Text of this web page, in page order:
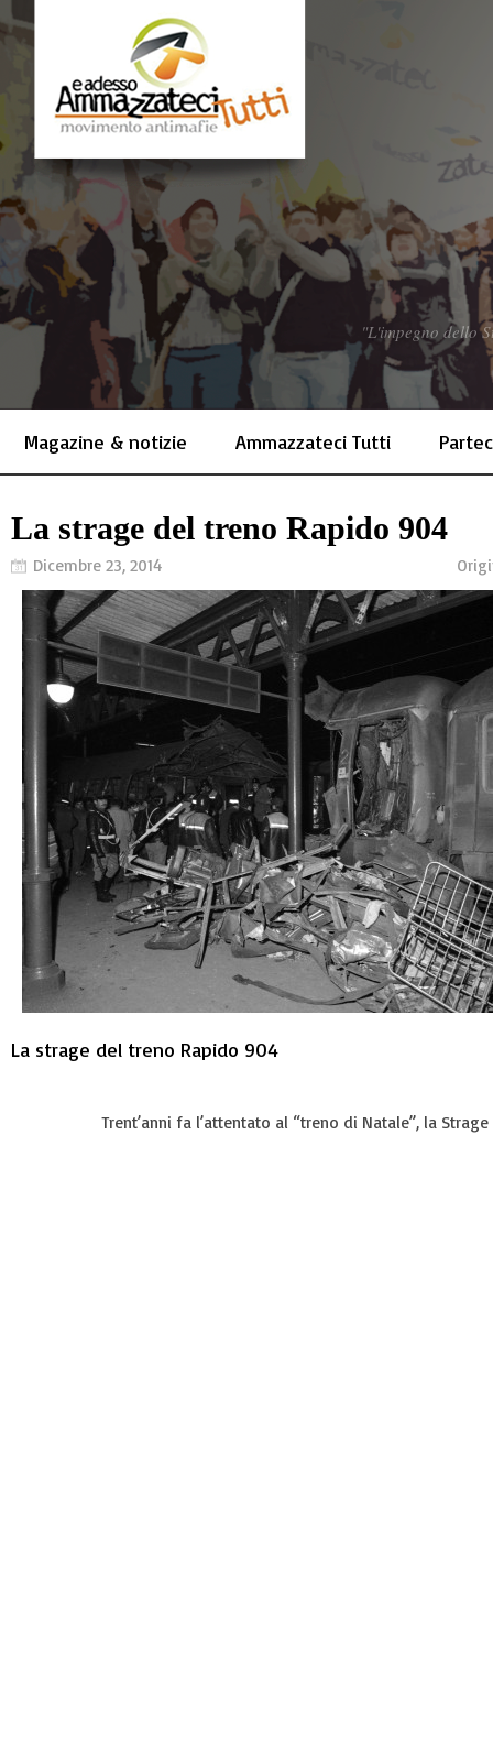
"L'impegno dello
Magazine & notizie Ammazzateci Tutti
La strage del treno Rapido 904
Dicembre 23, 2014
La strage del treno Rapido 904
Trent’anni fa l’attentato al “treno di Natale”, la